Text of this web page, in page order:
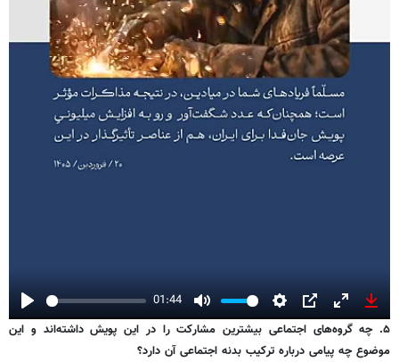
Play
01:44
Mute
Settings
PIP
Enter
fullscreen
۵. چه گروه‌های اجتماعی بیشترین مشارکت را در این پویش داشته‌اند و این
موضوع چه پیامی درباره ترکیب بدنه اجتماعی آن دارد؟